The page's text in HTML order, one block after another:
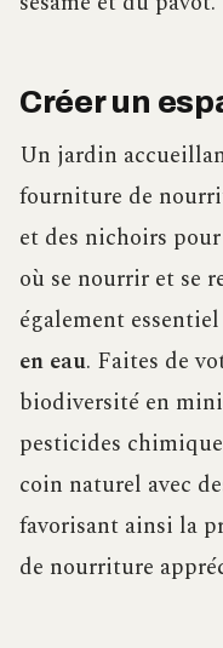
Créer un
Un jardin
fourniture de
et des nichoirs
où se nourrir et se
également
en eau. Faites de
biodiversité en
pesticides
coin naturel avec
favorisant ainsi la
de nourriture